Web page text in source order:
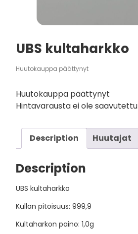
UBS kultaharkko
Huutokauppa päättynyt
Huutokauppa päättynyt
Hintavarausta ei ole saavutettu
Description Huutajat
Description
UBS kultaharkko
Kullan pitoisuus: 999,9
Kultaharkon paino: 1,0g